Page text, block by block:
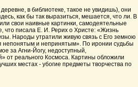
в библиотеке, такое не увидишь), они
как бы так выразиться, мешается, что ли. В
свои наивные картинки, самодеятельные
что писала Е. И. Рерих о Христе: «Жизнь
Народы утратили живую связь с Его земною
непонятым и непринятым». По иронии судьбы
за Агни-Йогу, недоступный,
от реального Космоса. Картины обложили
местах - убогие предметы творчества по